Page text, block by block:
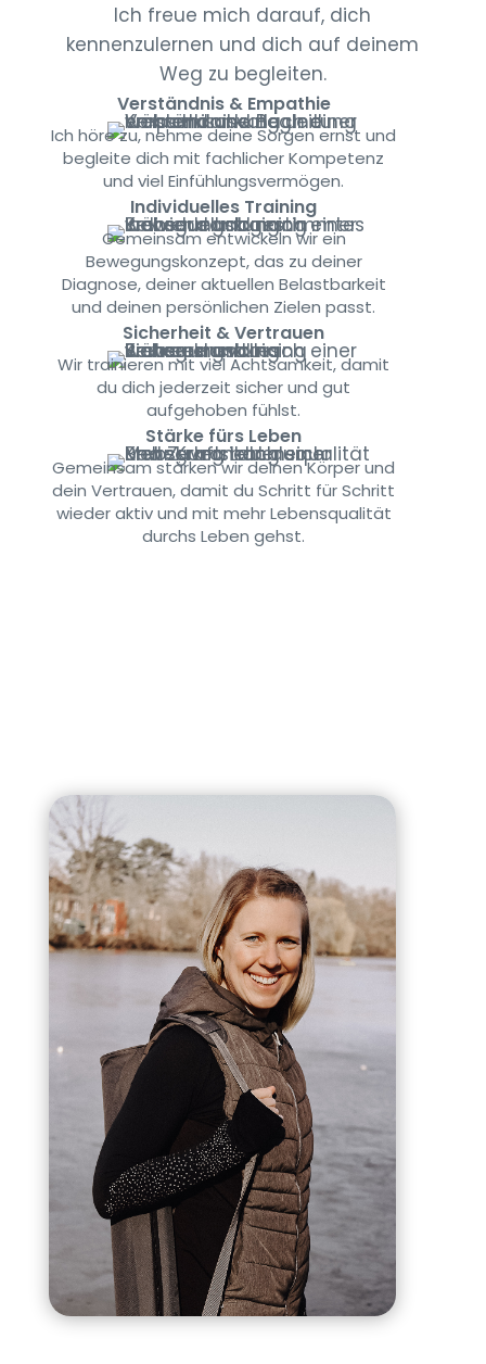
Ich freue mich darauf, dich
kennenzulernen und dich auf deinem
Weg zu begleiten.
Verständnis & Empathie
Ich höre zu, nehme deine Sorgen ernst und
begleite dich mit fachlicher Kompetenz
und viel Einfühlungsvermögen.
Individuelles Training
Gemeinsam entwickeln wir ein
Bewegungskonzept, das zu deiner
Diagnose, deiner aktuellen Belastbarkeit
und deinen persönlichen Zielen passt.
Sicherheit & Vertrauen
Wir trainieren mit viel Achtsamkeit, damit
du dich jederzeit sicher und gut
aufgehoben fühlst.
Stärke fürs Leben
Gemeinsam stärken wir deinen Körper und
dein Vertrauen, damit du Schritt für Schritt
wieder aktiv und mit mehr Lebensqualität
durchs Leben gehst.